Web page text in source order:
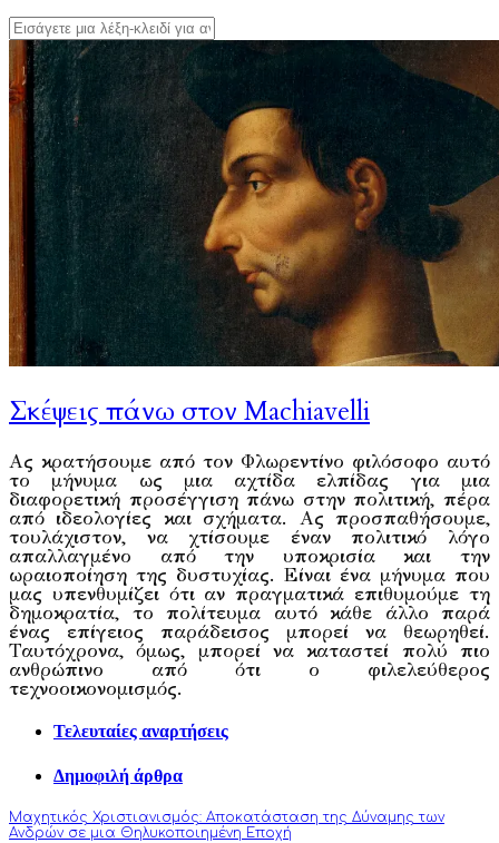
Σκέψεις πάνω στον Machiavelli
Aς κρατήσουμε από τον Φλωρεντίνο φιλόσοφο αυτό
το μήνυμα ως μια αχτίδα ελπίδας για μια
διαφορετική προσέγγιση πάνω στην πολιτική, πέρα
από ιδεολογίες και σχήματα. Ας προσπαθήσουμε,
τουλάχιστον, να χτίσουμε έναν πολιτικό λόγο
απαλλαγμένο από την υποκρισία και την
ωραιοποίηση της δυστυχίας. Είναι ένα μήνυμα που
μας υπενθυμίζει ότι αν πραγματικά επιθυμούμε τη
δημοκρατία, το πολίτευμα αυτό κάθε άλλο παρά
ένας επίγειος παράδεισος μπορεί να θεωρηθεί.
Ταυτόχρονα, όμως, μπορεί να καταστεί πολύ πιο
ανθρώπινο από ότι ο φιλελεύθερος
τεχνοοικονομισμός.
Τελευταίες αναρτήσεις
Δημοφιλή άρθρα
Μαχητικός Χριστιανισμός: Αποκατάσταση της Δύναμης των
Ανδρών σε μια Θηλυκοποιημένη Εποχή